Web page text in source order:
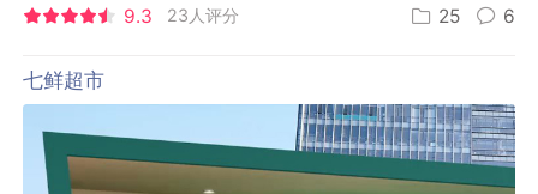
9.3 23人评分 25 6
七鲜超市